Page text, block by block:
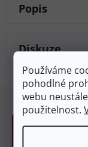
Používáme
pohodlné
webu
použitelnost.
Popis
Diskuze